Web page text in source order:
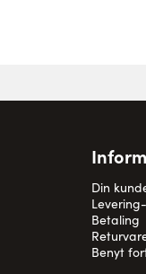
Din
Betaling
Benyt